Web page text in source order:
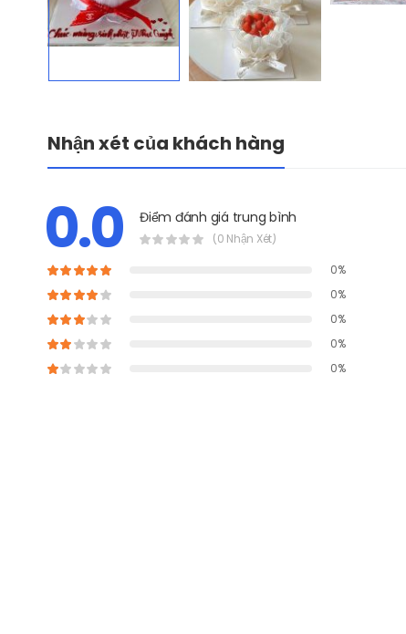
Nhận xét của khách hàng
0.0 Điểm đánh giá trung bình
(0 Nhận Xét)
0%
0%
0%
0%
0%